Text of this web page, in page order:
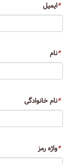
*ایمیل
*نام
*نام خانوادگی
*واژه رمز